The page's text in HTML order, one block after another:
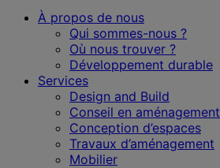
À propos de nous
Qui sommes-nous ?
Où nous trouver ?
Développement durable
Services
Design and Build
Conseil en aménagement
Conception d’espaces
Travaux d’aménagement
Mobilier